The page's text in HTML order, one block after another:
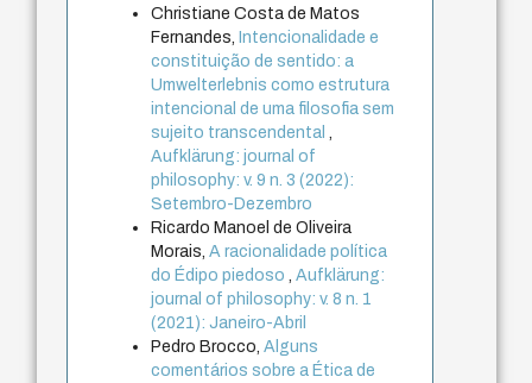
Christiane Costa de Matos
Fernandes,
Intencionalidade e
constituição de sentido: a
Umwelterlebnis como estrutura
intencional de uma filosofia sem
sujeito transcendental
Aufklärung: journal of
philosophy: v. 9 n. 3 (2022):
Setembro-Dezembro
Ricardo Manoel de Oliveira
Morais,A racionalidade política
do Édipo piedoso
,Aufklärung:
journal of philosophy: v. 8 n. 1
(2021): Janeiro-Abril
Pedro Brocco,Alguns
comentários sobre a Ética de